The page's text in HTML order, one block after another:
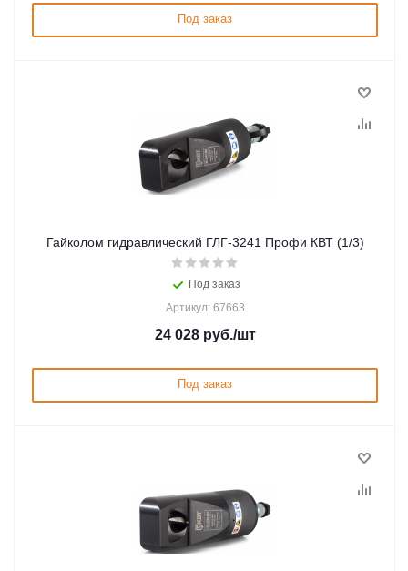
Под заказ
Гайколом гидравлический ГЛГ-3241 Профи КВТ (1/3)
Под заказ
Артикул: 67663
24 028руб./шт
Под заказ